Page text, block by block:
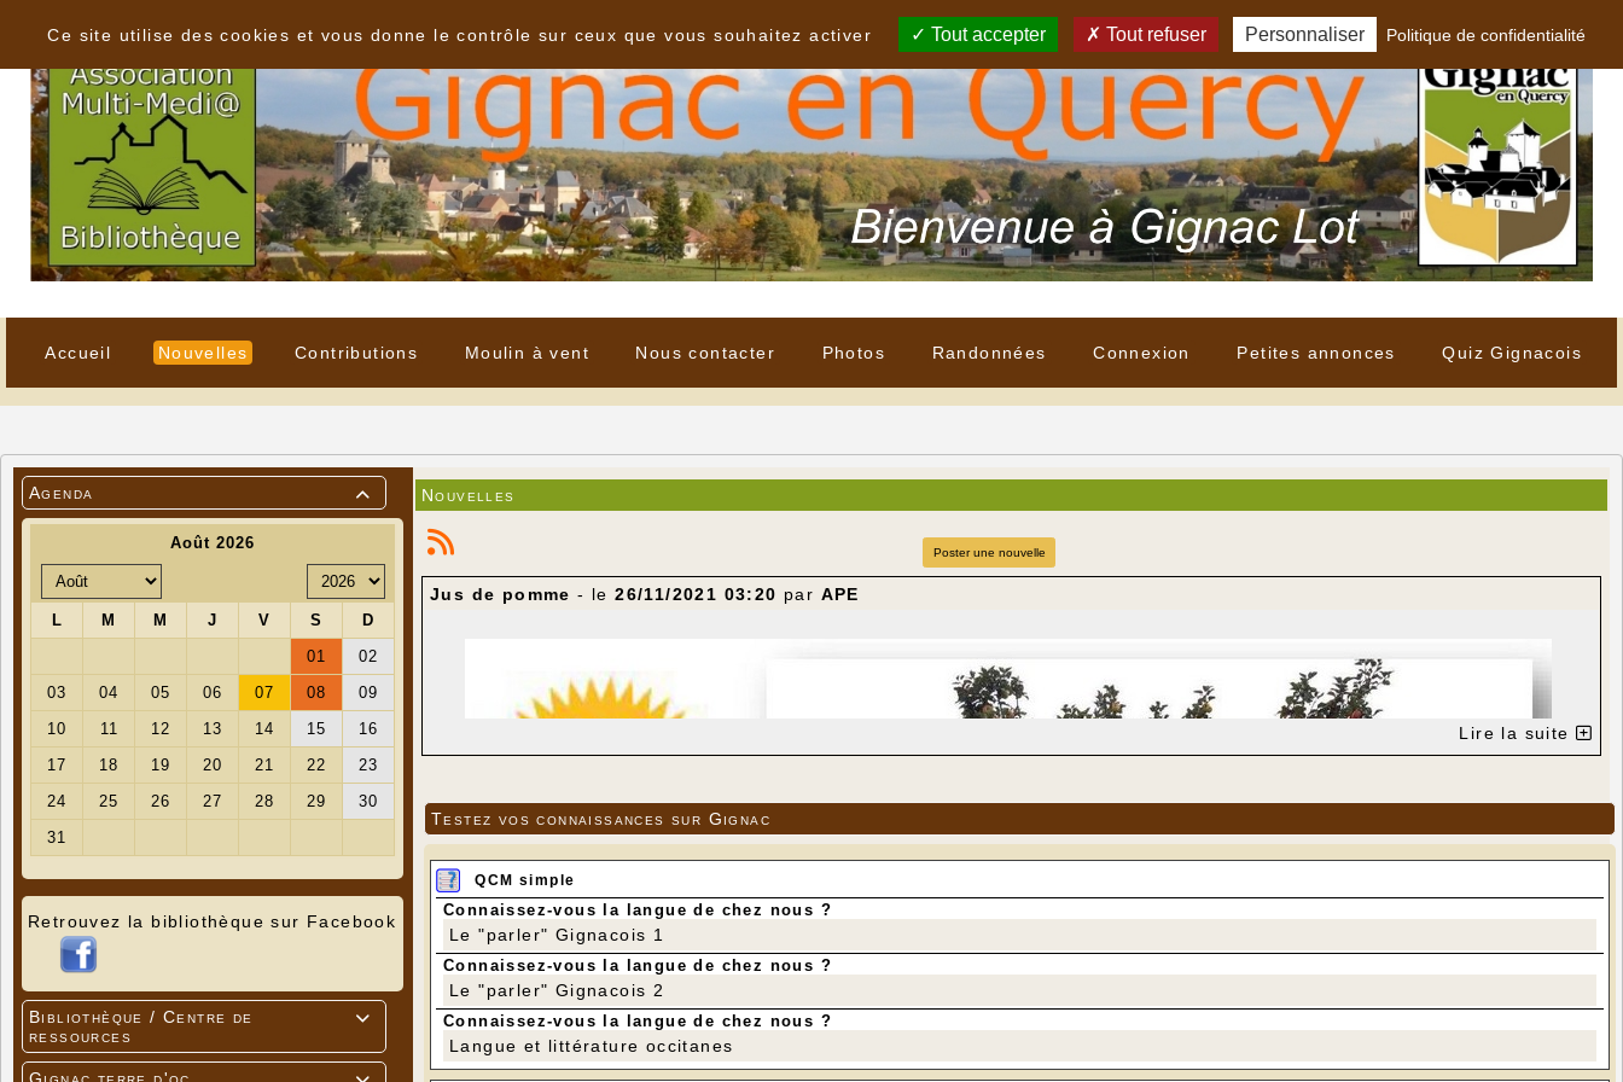
Accueil Nouvelles Contributions Moulin à vent Nous contacter Photos Randonnées Connexion Petites annonces Quiz Gignacois

Agenda
Retrouvez la bibliothèque sur Facebook

Bibliothèque / Centre de
ressources
Nouvelles
Poster une nouvelle
Jus de pomme - le26/11/2021 03:20 par APE
Lire la suite
Testez vos connaissances sur Gignac
QCM simple
Connaissez-vous la langue de chez nous ?
Le "parler" Gignacois 1
Connaissez-vous la langue de chez nous ?
Le "parler" Gignacois 2
Connaissez-vous la langue de chez nous ?
Langue et littérature occitanes
Ce site utilise des cookies et vous donne le contrôle sur ceux que vous souhaitez activer
Tout accepter Tout refuser Personnaliser Politique de confidentialité